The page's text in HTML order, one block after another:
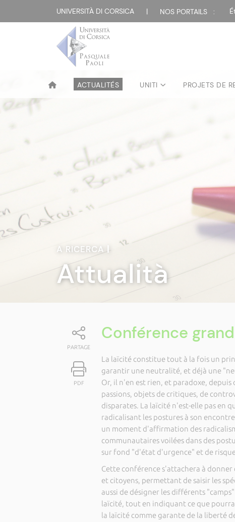
UNIVERSITÀ DI CORSICA | NOS PORTAILS :
ACTUALITÉS UNITI PROJETS DE
A RICERCA|
Attualità
PARTAGE
PDF
Conférence
La laïcité constitue tout à la fois un
garantir une neutralité, et déjà une
Or, il n'en est rien, et paradoxe, depuis
passions, objets de critiques, de
disparates. La laïcité n'est-elle pas en
radicalisant les postures à son
un moment d'affirmation des
communautaires voilées dans des
sur fond "d'état d'urgence" et de
Cette conférence s'attachera à
et citoyens, permettant de saisir les
aussi de désigner les différents
laïcité, tout en indiquant ce que
la laïcité comme garante de la liberté